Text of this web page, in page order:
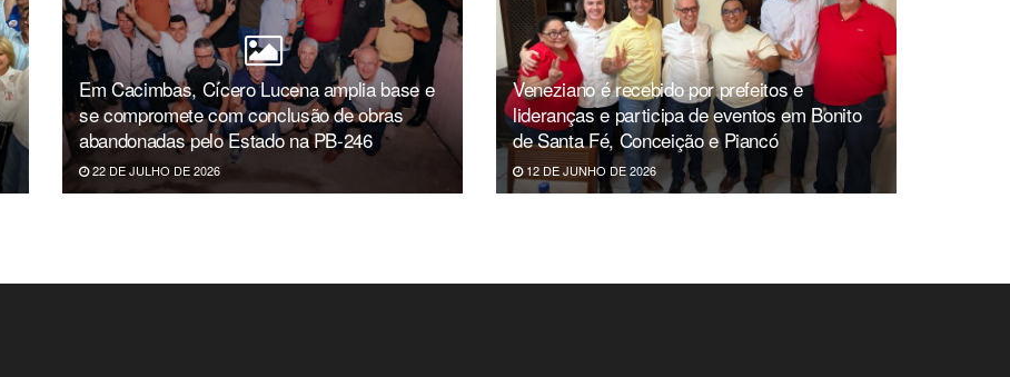
Em Cacimbas, Cícero Lucena amplia base e
se compromete com conclusão de obras
abandonadas pelo Estado na PB-246
22 DE JULHO DE 2026
Veneziano é recebido por prefeitos e
lideranças e participa de eventos em Bonito
de Santa Fé, Conceição e Piancó
12 DE JUNHO DE 2026